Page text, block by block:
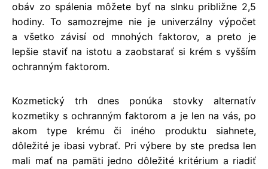
obáv zo spálenia môžete byť na slnku približne 2,5
hodiny. To samozrejme nie je univerzálny výpočet
a všetko závisí od mnohých faktorov, a preto je
lepšie staviť na istotu a zaobstarať si krém s vyšším
ochranným faktorom.
Kozmetický trh dnes ponúka stovky alternatív
kozmetiky s ochranným faktorom a je len na vás, po
akom type krému či iného produktu siahnete,
dôležité je ibasi vybrať. Pri výbere by ste predsa len
mali mať na pamäti jedno dôležité kritérium a riadiť